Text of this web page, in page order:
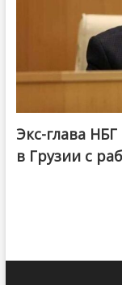
Экс-глава
в Грузии с